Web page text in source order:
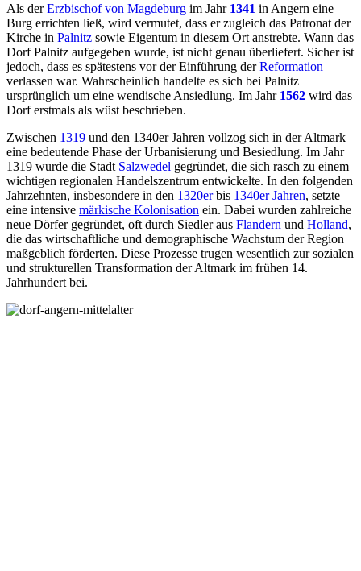
Als derErzbischof von Magdeburg im Jahr 1341 in Angern eine
Burg errichten ließ, wird vermutet, dass er zugleich das Patronat der
Kirche in Palnitz sowie Eigentum in diesem Ort anstrebte. Wann das
Dorf Palnitz aufgegeben wurde, ist nicht genau überliefert. Sicher ist
jedoch, dass es spätestens vor der Einführung derReformation
verlassen war. Wahrscheinlich handelte es sich bei Palnitz
ursprünglich um eine wendische Ansiedlung. Im Jahr 1562 wird das
Dorf erstmals als wüst beschrieben.
Zwischen 1319 und den 1340er Jahren vollzog sich in der Altmark
eine bedeutende Phase der Urbanisierung und Besiedlung. Im Jahr
1319 wurde die Stadt Salzwedel gegründet, die sich rasch zu einem
wichtigen regionalen Handelszentrum entwickelte. In den folgenden
Jahrzehnten, insbesondere in den 1320erbis 1340er Jahren, setzte
eine intensive märkische Kolonisation ein. Dabei wurden zahlreiche
neue Dörfer gegründet, oft durch Siedler aus Flandern und Holland,
die das wirtschaftliche und demographische Wachstum der Region
maßgeblich förderten. Diese Prozesse trugen wesentlich zur sozialen
und strukturellen Transformation der Altmark im frühen 14.
Jahrhundert bei.